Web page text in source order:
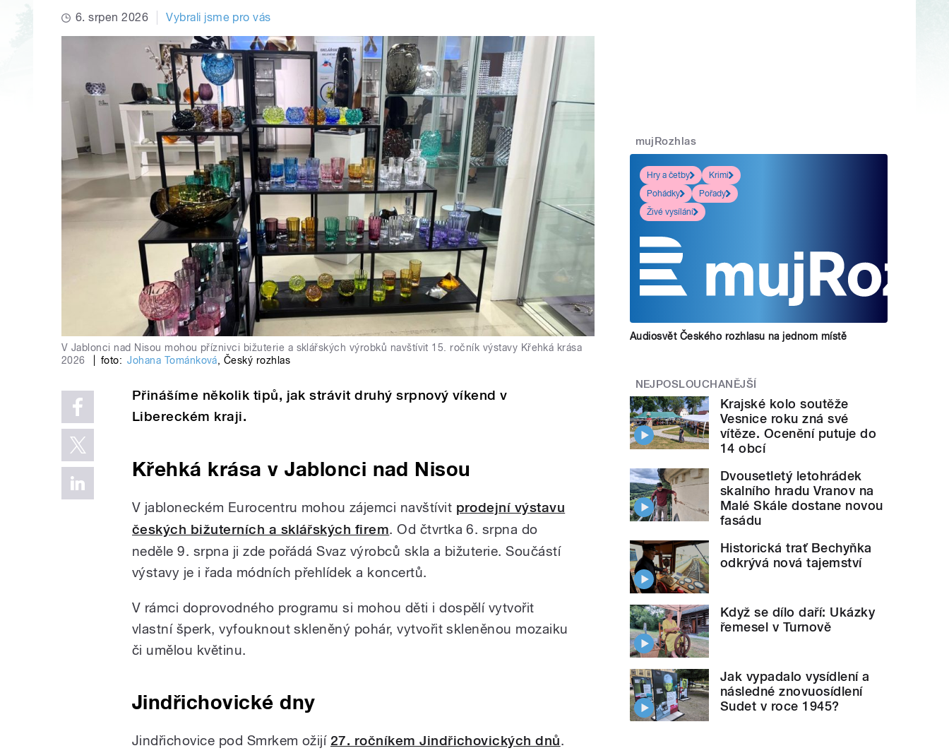
6. srpen 2026 Vybrali jsme pro vás
V Jablonci nad Nisou mohou příznivci bižuterie a sklářských výrobků navštívit 15. ročník výstavy Křehká krása
2026
foto: Johana Tománková, Český rozhlas
Přinášíme několik tipů, jak strávit druhý srpnový víkend v
Libereckém kraji.
Křehká krása v Jablonci nad Nisou
V jabloneckém Eurocentru mohou zájemci navštívit prodejní výstavu
českých bižuterních a sklářských firem. Od čtvrtka 6. srpna do
neděle 9. srpna ji zde pořádá Svaz výrobců skla a bižuterie. Součástí
výstavy je i řada módních přehlídek a koncertů.
V rámci doprovodného programu si mohou děti i dospělí vytvořit
vlastní šperk, vyfouknout skleněný pohár, vytvořit skleněnou mozaiku
či umělou květinu.
Jindřichovické dny
Jindřichovice pod Smrkem ožijí 27. ročníkem Jindřichovických dnů.
mujRozhlas
Hry a četby
Krimi
Pohádky
Pořady
Živé vysílání
Audiosvět Českého rozhlasu na jednom místě
NEJPOSLOUCHANĚJŠÍ
Krajské kolo soutěže
Vesnice roku zná své
vítěze. Ocenění putuje do
14 obcí
Dvousetletý letohrádek
skalního hradu Vranov na
Malé Skále dostane novou
fasádu
Historická trať Bechyňka
odkrývá nová tajemství
Když se dílo daří: Ukázky
řemesel v Turnově
Jak vypadalo vysídlení a
následné znovuosídlení
Sudet v roce 1945?